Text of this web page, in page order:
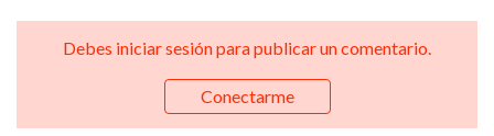
Debes iniciar sesión para publicar un comentario.
Conectarme